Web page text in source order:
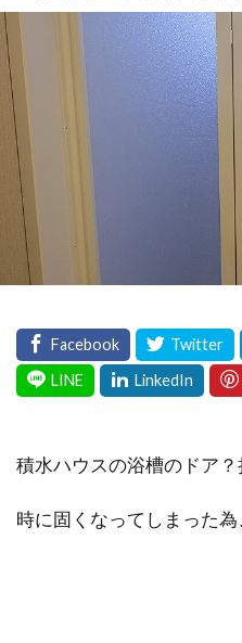
積水ハウスの浴槽のドア
時に固くなってしまった為